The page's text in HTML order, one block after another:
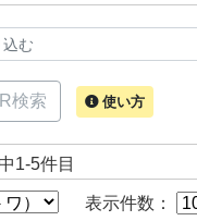
検索 使い方
1-5件目
表示件数：